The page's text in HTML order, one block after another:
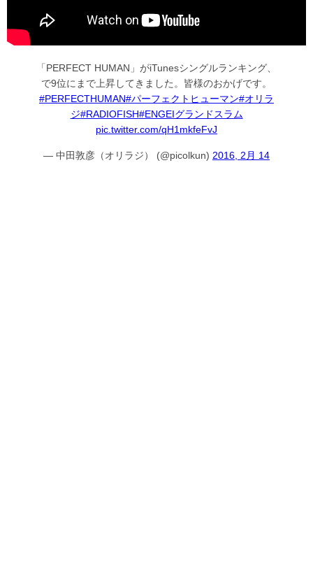
「PERFECT HUMAN」がiTunesシングルランキング、
で9位にまで上昇してきました。皆様のおかげです。
#PERFECTHUMAN#パーフェクトヒューマン#オリラ
ジ#RADIOFISH#ENGEIグランドスラム
pic.twitter.com/qH1mkfeFvJ
— 中田敦彦（オリラジ） (@picolkun) 2016, 2月 14